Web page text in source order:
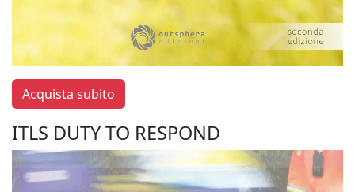
Acquista subito
ITLS DUTY TO RESPOND